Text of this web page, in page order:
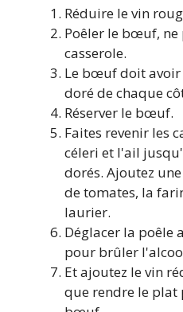
Réduire le vin
Poêler le bœuf,
casserole.
Le bœuf doit
doré de chaque
Réserver le bœuf.
Faites revenir les
céleri et l'ail
dorés. Ajoutez
de tomates, la
laurier.
Déglacer la poêle
pour brûler
Et ajoutez le vin
que rendre le plat